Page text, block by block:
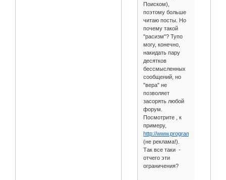
Поиском),
поэтому больше
читаю посты. Но
почему такой
"расизм"? Тупо
могу, конечно,
накидать пару
десятков
бессмысленных
сообщений, но
"вера" не
позволяет
засорять любой
форум.
Посмотрите , к
примеру,
http://www.programmersforum.ru/
(не реклама!).
Так все таки -
отчего эти
ограничения?